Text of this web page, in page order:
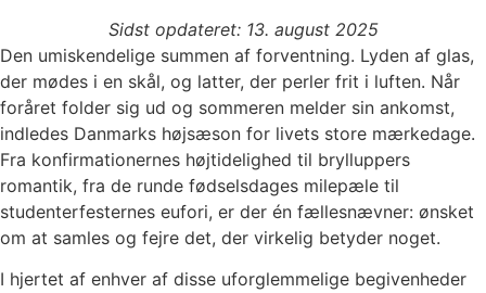
Sidst opdateret: 13. august 2025
Den umiskendelige summen af forventning. Lyden af glas,
der mødes i en skål, og latter, der perler frit i luften. Når
foråret folder sig ud og sommeren melder sin ankomst,
indledes Danmarks højsæson for livets store mærkedage.
Fra konfirmationernes højtidelighed til brylluppers
romantik, fra de runde fødselsdages milepæle til
studenterfesternes eufori, er der én fællesnævner: ønsket
om at samles og fejre det, der virkelig betyder noget.
I hjertet af enhver af disse uforglemmelige begivenheder